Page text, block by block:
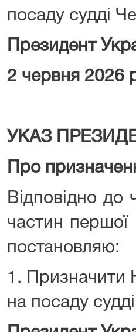
посаду судді
Президент
2 червня 2026
УКАЗ
Про
Відповідно до
частин першої
постановляю:
1. Призначити
на посаду